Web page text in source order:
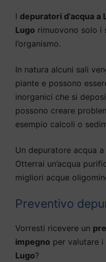
I depuratori d’acqua a
Lugo rimuovono solo i
l’organismo.
In natura alcuni sali
piante e possono
inorganici che si
possono creare
esempio calcoli o
Un depuratore acqua
Otterrai un’acqua
migliori acque
Preventivo
Vorresti ricevere un
impegno per valutare i
Lugo?